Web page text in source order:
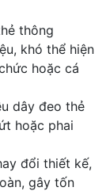
thông
khó thể hiện
hoặc cá
dây đeo thẻ
hoặc phai
đổi thiết kế,
gây tốn